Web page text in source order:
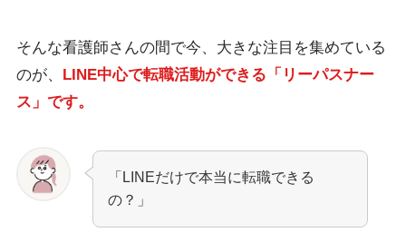
そんな看護師さんの間で今、大きな注目を集めている
のが、
LINE中心で転職活動ができる「 リーパスナー
ス 」です。
「LINEだけで本当に転職できる
の？」